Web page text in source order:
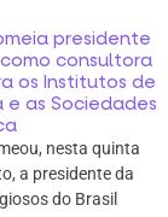
presidente
consultora
os Institutos de
e as Sociedades
nesta quinta
a presidente da
do Brasil